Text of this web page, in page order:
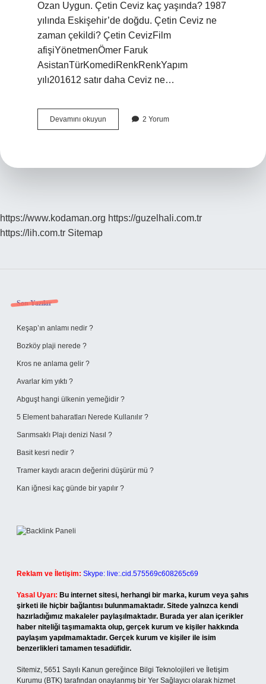
Ozan Uygun. Çetin Ceviz kaç yaşında? 1987
yılında Eskişehir’de doğdu. Çetin Ceviz ne
zaman çekildi? Çetin CevizFilm
afişiYönetmenÖmer Faruk
AsistanTürKomediRenkRenkYapım
yılı201612 satır daha Ceviz ne…
Devamını okuyun
Ceviz
2 Yorum
https://www.kodaman.org https://guzelhali.com.tr
https://lih.com.tr Sitemap
Sidebar
Son Yazılar
Keşap’ın anlamı nedir ?
Bozköy plaji nerede ?
Kros ne anlama gelir ?
Avarlar kim yıktı ?
Abguşt hangi ülkenin yemeğidir ?
5 Element baharatları Nerede Kullanılır ?
Sarımsaklı Plajı denizi Nasıl ?
Basit kesri nedir ?
Tramer kaydı aracın değerini düşürür mü ?
Kan iğnesi kaç günde bir yapılır ?
Reklam ve İletişim: Skype: live:.cid.575569c608265c69
Yasal Uyarı: Bu internet sitesi, herhangi bir marka, kurum veya şahıs
şirketi ile hiçbir bağlantısı bulunmamaktadır. Sitede yalnızca kendi
hazırladığımız makaleler paylaşılmaktadır. Burada yer alan içerikler
haber niteliği taşımamakta olup, gerçek kurum ve kişiler hakkında
paylaşım yapılmamaktadır. Gerçek kurum ve kişiler ile isim
benzerlikleri tamamen tesadüfidir.
Sitemiz, 5651 Sayılı Kanun gereğince Bilgi Teknolojileri ve İletişim
Kurumu (BTK) tarafından onaylanmış bir Yer Sağlayıcı olarak hizmet